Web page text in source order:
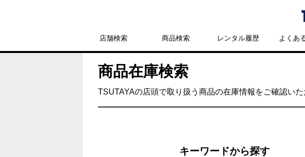
店舗検索 商品検索 レンタル履歴 よくあ
商品在庫検索
TSUTAYAの店頭で取り扱う商品の在庫情報をご確認いた
キーワードから探す